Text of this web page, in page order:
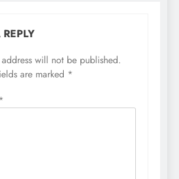
will not be published.
are marked *